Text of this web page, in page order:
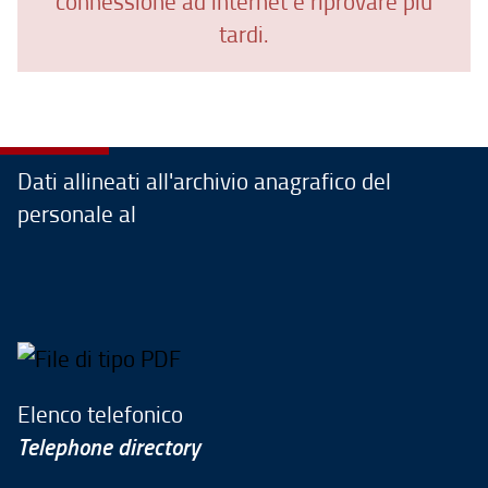
tardi.
Dati allineati all'archivio anagrafico del
personale al
Elenco telefonico
Telephone directory